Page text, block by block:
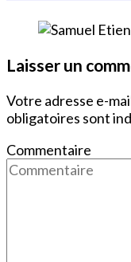
Laisser un
Votre adresse e-
obligatoires sont
Commentaire